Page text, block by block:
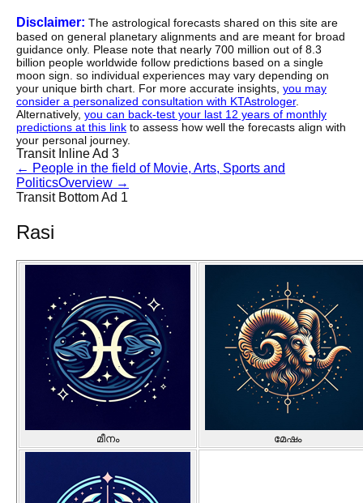
Disclaimer: The astrological forecasts shared on this site are
based on general planetary alignments and are meant for broad
guidance only. Please note that nearly 700 million out of 8.3
billion people worldwide follow predictions based on a single
moon sign. so individual experiences may vary depending on
your unique birth chart. For more accurate insights, you may
consider a personalized consultation with KTAstrologer.
Alternatively, you can back-test your last 12 years of monthly
predictions at this link to assess how well the forecasts align with
your personal journey.
Transit Inline Ad 3
← People in the field of Movie, Arts, Sports and
PoliticsOverview →
Transit Bottom Ad 1
Rasi
മീനം മേഷം